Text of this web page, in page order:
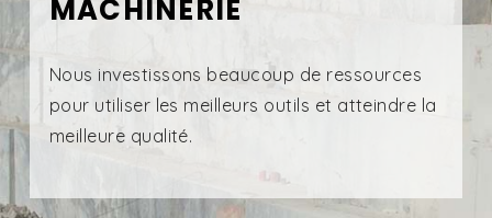
MACHINERIE
Nous investissons beaucoup de ressources
pour utiliser les meilleurs outils et atteindre la
meilleure qualité.